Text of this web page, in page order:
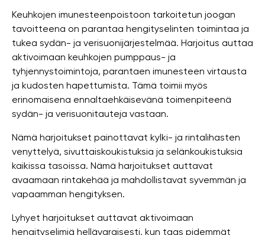
Keuhkojen imunesteenpoistoon tarkoitetun joogan
tavoitteena on parantaa hengityselinten toimintaa ja
tukea sydän- ja verisuonijärjestelmää. Harjoitus auttaa
aktivoimaan keuhkojen pumppaus- ja
tyhjennystoimintoja, parantaen imunesteen virtausta
ja kudosten hapettumista. Tämä toimii myös
erinomaisena ennaltaehkäisevänä toimenpiteenä
sydän- ja verisuonitauteja vastaan.
Nämä harjoitukset painottavat kylki- ja rintalihasten
venyttelyä, sivuttaiskoukistuksia ja selänkoukistuksia
kaikissa tasoissa. Nämä harjoitukset auttavat
avaamaan rintakehää ja mahdollistavat syvemmän ja
vapaamman hengityksen.
Lyhyet harjoitukset auttavat aktivoimaan
hengityselimiä hellävaraisesti, kun taas pidemmät